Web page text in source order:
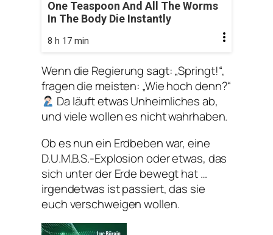
One Teaspoon And All The Worms
In The Body Die Instantly
8 h 17 min
Wenn die Regierung sagt: „Springt!“,
fragen die meisten: „Wie hoch denn?“
Da läuft etwas Unheimliches ab,
und viele wollen es nicht wahrhaben.
Ob es nun ein Erdbeben war, eine
D.U.M.B.S.-Explosion oder etwas, das
sich unter der Erde bewegt hat …
irgendetwas ist passiert, das sie
euch verschweigen wollen.